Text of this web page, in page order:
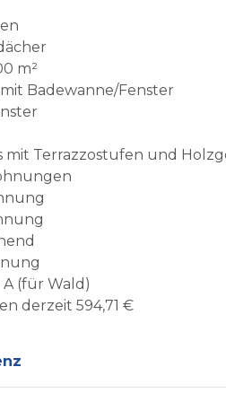
m²
Badewanne/Fenster
mit Terrazzostufen und
(für Wald)
derzeit 594,71 €